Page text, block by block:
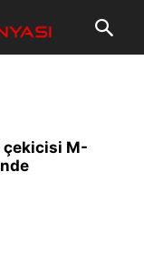
çekicisi M-